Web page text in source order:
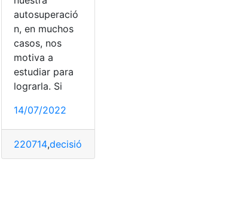
autosuperació
n, en muchos
casos, nos
motiva a
estudiar para
lograrla. Si
14/07/2022
220714,decisión